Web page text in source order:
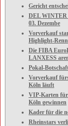
Gericht
DEL WINTER
03. Dezembe
Vorverkauf
Highlight-
Die FIBA
LANXESS
Pokal-
Vorverkauf
Köln läuft
VIP-Karten
Köln gewinnen
Kader für die
Rheinstars